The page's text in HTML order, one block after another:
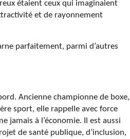
étaient ceux qui imaginaient
et de rayonnement
parfaitement, parmi d’autres
Ancienne championne de boxe,
sport, elle rappelle avec force
jamais à l’économie. Il est aussi
de santé publique, d’inclusion,